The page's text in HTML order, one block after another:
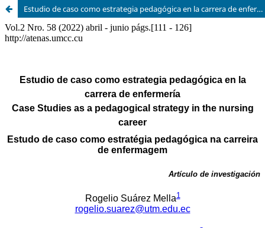
Estudio de caso como estrategia pedagógica en la carrera de enfermería